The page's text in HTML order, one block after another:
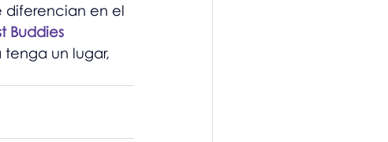
diferencian en el
Buddies
un lugar,